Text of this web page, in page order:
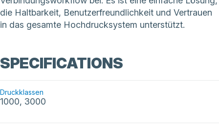
die Haltbarkeit, Benutzerfreundlichkeit und Vertrauen
in das gesamte Hochdrucksystem unterstützt.
SPECIFICATIONS
Druckklassen
1000, 3000